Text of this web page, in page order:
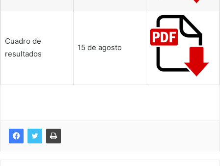
Cuadro de
resultados
15 de agosto